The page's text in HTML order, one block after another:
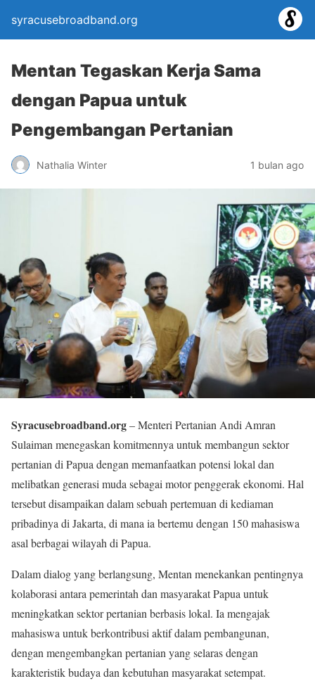
syracusebroadband.org
Mentan Tegaskan Kerja Sama
dengan Papua untuk
Pengembangan Pertanian
Nathalia Winter 1 bulan ago
Syracusebroadband.org– Menteri Pertanian Andi Amran
Sulaiman menegaskan komitmennya untuk membangun sektor
pertanian di Papua dengan memanfaatkan potensi lokal dan
melibatkan generasi muda sebagai motor penggerak ekonomi. Hal
tersebut disampaikan dalam sebuah pertemuan di kediaman
pribadinya di Jakarta, di mana ia bertemu dengan 150 mahasiswa
asal berbagai wilayah di Papua.
Dalam dialog yang berlangsung, Mentan menekankan pentingnya
kolaborasi antara pemerintah dan masyarakat Papua untuk
meningkatkan sektor pertanian berbasis lokal. Ia mengajak
mahasiswa untuk berkontribusi aktif dalam pembangunan,
dengan mengembangkan pertanian yang selaras dengan
karakteristik budaya dan kebutuhan masyarakat setempat.